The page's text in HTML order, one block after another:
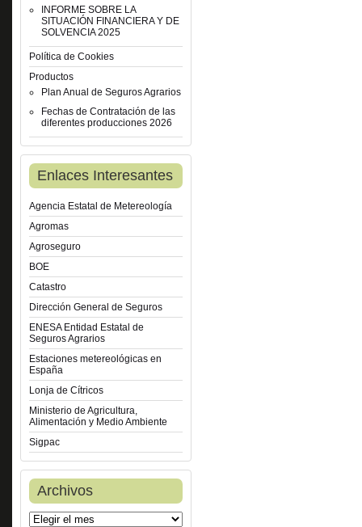
INFORME SOBRE LA
SITUACIÓN FINANCIERA Y DE
SOLVENCIA 2025
Política de Cookies
Productos
Plan Anual de Seguros Agrarios
Fechas de Contratación de las
diferentes producciones 2026
Enlaces Interesantes
Agencia Estatal de Metereología
Agromas
Agroseguro
BOE
Catastro
Dirección General de Seguros
ENESA Entidad Estatal de
Seguros Agrarios
Estaciones metereológicas en
España
Lonja de Cítricos
Ministerio de Agricultura,
Alimentación y Medio Ambiente
Sigpac
Archivos